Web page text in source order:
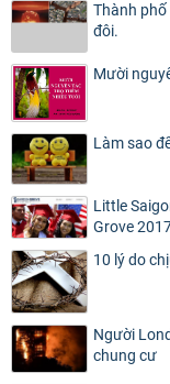
Thành phố
đôi.
Mười
Làm sao
Little
Grove
10 lý do
Người
chung cư